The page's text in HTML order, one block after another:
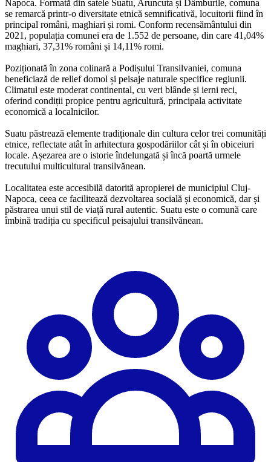
Napoca. Formată din satele Suatu, Aruncuta și Dâmburile, comuna
se remarcă printr-o diversitate etnică semnificativă, locuitorii fiind în
principal români, maghiari și romi. Conform recensământului din
2021, populația comunei era de 1.552 de persoane, din care 41,04%
maghiari, 37,31% români și 14,11% romi.
Poziționată în zona colinară a Podișului Transilvaniei, comuna
beneficiază de relief domol și peisaje naturale specifice regiunii.
Climatul este moderat continental, cu veri blânde și ierni reci,
oferind condiții propice pentru agricultură, principala activitate
economică a localnicilor.
Suatu păstrează elemente tradiționale din cultura celor trei comunități
etnice, reflectate atât în arhitectura gospodăriilor cât și în obiceiuri
locale. Așezarea are o istorie îndelungată și încă poartă urmele
trecutului multicultural transilvănean.
Localitatea este accesibilă datorită apropierei de municipiul Cluj-
Napoca, ceea ce facilitează dezvoltarea socială și economică, dar și
păstrarea unui stil de viață rural autentic. Suatu este o comună care
îmbină tradiția cu specificul peisajului transilvănean.